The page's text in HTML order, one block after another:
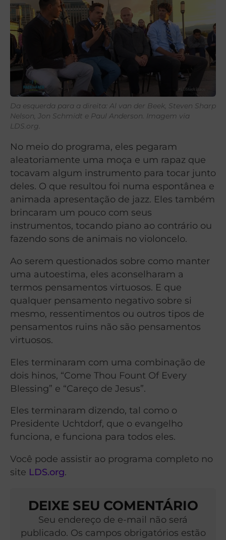
Da esquerda para a direita: Al van der Beek, Steven Sharp
Nelson, Jon Schmidt e Paul Anderson. Imagem via
LDS.org.
No meio do programa, eles pegaram
aleatoriamente uma moça e um rapaz que
tocavam algum instrumento para tocar junto
deles. O que resultou foi numa espontânea e
animada apresentação de jazz. Eles também
brincaram um pouco com seus
instrumentos, tocando piano ao contrário ou
fazendo sons de animais no violoncelo.
Ao serem questionados sobre como manter
uma autoestima, eles aconselharam a
termos pensamentos virtuosos. E que
qualquer pensamento negativo sobre si
mesmo, ressentimentos ou outros tipos de
pensamentos ruins não são pensamentos
virtuosos.
Eles terminaram com uma combinação de
dois hinos, “Come Thou Fount Of Every
Blessing” e “Careço de Jesus”.
Eles terminaram dizendo, tal como o
Presidente Uchtdorf, que o evangelho
funciona, e funciona para todos eles.
Você pode assistir ao programa completo no
site LDS.org.
DEIXE SEU COMENTÁRIO
Seu endereço de e-mail não será
publicado. Os campos obrigatórios estão